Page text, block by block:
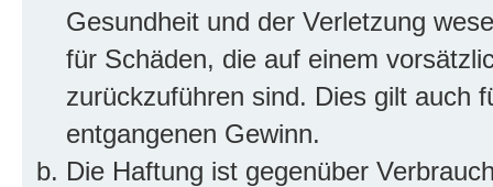
Gesundheit und der Verletzung
für Schäden, die auf einem
zurückzuführen sind. Dies gilt auch
entgangenen Gewinn.
Die Haftung ist gegenüber